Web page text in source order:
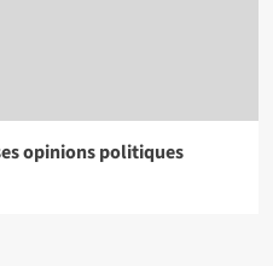
opinions politiques